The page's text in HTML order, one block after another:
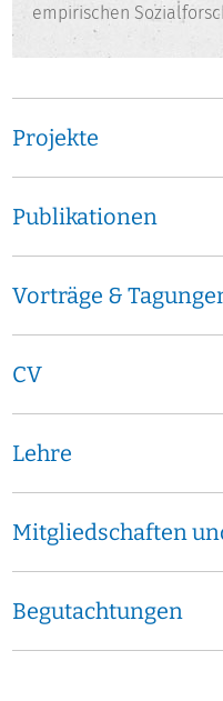
empirischen
Projekte
Publikationen
Vorträge &
CV
Lehre
Mitgliedschaften
Begutachtungen